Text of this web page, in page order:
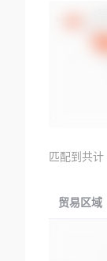
匹配到共计
贸易区域